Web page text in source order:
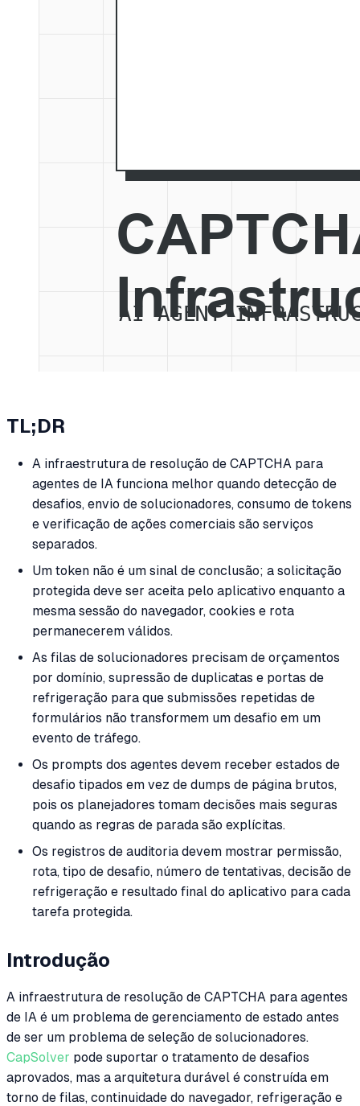
TL;DR
A infraestrutura de resolução de CAPTCHA para
agentes de IA funciona melhor quando detecção de
desafios, envio de solucionadores, consumo de tokens
e verificação de ações comerciais são serviços
separados.
Um token não é um sinal de conclusão; a solicitação
protegida deve ser aceita pelo aplicativo enquanto a
mesma sessão do navegador, cookies e rota
permanecerem válidos.
As filas de solucionadores precisam de orçamentos
por domínio, supressão de duplicatas e portas de
refrigeração para que submissões repetidas de
formulários não transformem um desafio em um
evento de tráfego.
Os prompts dos agentes devem receber estados de
desafio tipados em vez de dumps de página brutos,
pois os planejadores tomam decisões mais seguras
quando as regras de parada são explícitas.
Os registros de auditoria devem mostrar permissão,
rota, tipo de desafio, número de tentativas, decisão de
refrigeração e resultado final do aplicativo para cada
tarefa protegida.
Introdução
A infraestrutura de resolução de CAPTCHA para agentes
de IA é um problema de gerenciamento de estado antes
de ser um problema de seleção de solucionadores.
CapSolver pode suportar o tratamento de desafios
aprovados, mas a arquitetura durável é construída em
torno de filas, continuidade do navegador, refrigeração e